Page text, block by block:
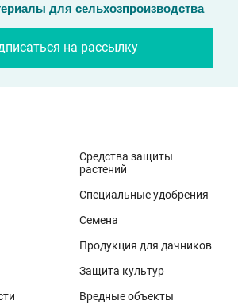
показательны для
федерального округа. Они
потенциал интенсивного сорта
грамотном управлении
минеральном
защите растений и точном
для сельхозпроизводства
на рассылку
Средства защиты
растений
Специальные удобрения
Семена
Продукция для дачников
Защита культур
Вредные объекты